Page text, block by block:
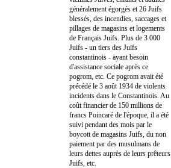
généralement égorgés et 26 Juifs
blessés, des incendies, saccages et
pillages de magasins et logements
de Français Juifs. Plus de 3 000
Juifs - un tiers des Juifs
constantinois - ayant besoin
d'assistance sociale après ce
pogrom, etc. Ce pogrom avait été
précédé le 3 août 1934 de violents
incidents dans le Constantinois. Au
coût financier de 150 millions de
francs Poincaré de l'époque, il a été
suivi pendant des mois par le
boycott de magasins Juifs, du non
paiement par des musulmans de
leurs dettes auprès de leurs prêteurs
Juifs, etc.